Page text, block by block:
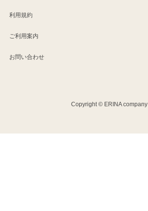
利用規約
ご利用案内
お問い合わせ
Copyright © ERINA company